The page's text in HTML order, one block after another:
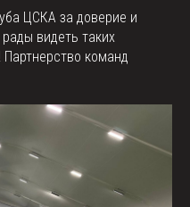
ЦСКА за доверие и
видеть таких
команд